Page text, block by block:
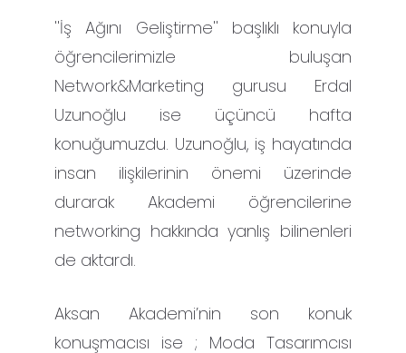
''İş Ağını Geliştirme'' başlıklı konuyla
öğrencilerimizle buluşan
Network&Marketing gurusu Erdal
Uzunoğlu ise üçüncü hafta
konuğumuzdu. Uzunoğlu, iş hayatında
insan ilişkilerinin önemi üzerinde
durarak Akademi öğrencilerine
networking hakkında yanlış bilinenleri
de aktardı.
Aksan Akademi’nin son konuk
konuşmacısı ise ; Moda Tasarımcısı